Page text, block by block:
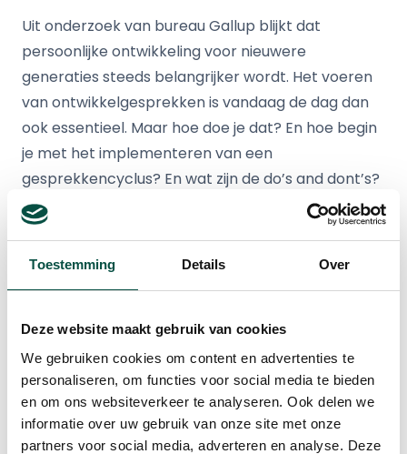
Toestemming Details Over
Deze website maakt gebruik van cookies
We gebruiken cookies om content en advertenties te
personaliseren, om functies voor social media te bieden
en om ons websiteverkeer te analyseren. Ook delen we
informatie over uw gebruik van onze site met onze
partners voor social media, adverteren en analyse. Deze
Uit onderzoek van bureau Gallup blijkt dat
persoonlijke ontwikkeling voor nieuwere
generaties steeds belangrijker wordt. Het voeren
van ontwikkelgesprekken is vandaag de dag dan
ook essentieel. Maar hoe doe je dat? En hoe begin
je met het implementeren van een
gesprekkencyclus? En wat zijn de do’s and dont’s?
Het Kempisch Ondernemers Platform (KOP)
organiseert een kennissessie over het belang van
een HR ontwikkelcyclus.
betere HR-cyclus: “Dit initiatief van KOP gaat onze
gesprekken verbeteren”
Programma
10.00 – 10.15 uurHet belang van een HR